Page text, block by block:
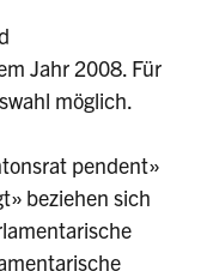
Jahr 2008. Für
möglich.
pendent»
beziehen sich